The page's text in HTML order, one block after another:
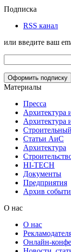
Подписка
RSS канал
или введите ваш
Материалы
Пресса
Архитектура
Архитектура
Статьи АиС
Архитектура
HI-TECH
Документы
Предприятия
Архив
О нас
О нас
Онлайн-